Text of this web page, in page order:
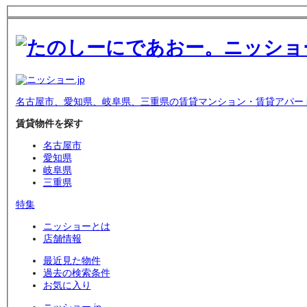
名古屋市、愛知県、岐阜県、三重県の賃貸マンション・賃貸アパー
賃貸物件を探す
名古屋市
愛知県
岐阜県
三重県
特集
ニッショーとは
店舗情報
最近見た物件
過去の検索条件
お気に入り